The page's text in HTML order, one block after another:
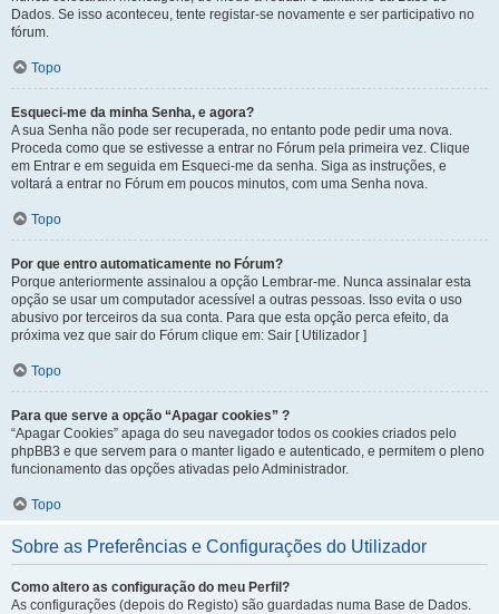
Dados. Se isso aconteceu, tente registar-se novamente e ser participativo no
fórum.
Topo
Esqueci-me da minha Senha, e agora?
A sua Senha não pode ser recuperada, no entanto pode pedir uma nova.
Proceda como que se estivesse a entrar no Fórum pela primeira vez. Clique
em Entrar e em seguida em Esqueci-me da senha. Siga as instruções, e
voltará a entrar no Fórum em poucos minutos, com uma Senha nova.
Topo
Por que entro automaticamente no Fórum?
Porque anteriormente assinalou a opção Lembrar-me. Nunca assinalar esta
opção se usar um computador acessível a outras pessoas. Isso evita o uso
abusivo por terceiros da sua conta. Para que esta opção perca efeito, da
próxima vez que sair do Fórum clique em: Sair [ Utilizador ]
Topo
Para que serve a opção “Apagar cookies” ?
“Apagar Cookies” apaga do seu navegador todos os cookies criados pelo
phpBB3 e que servem para o manter ligado e autenticado, e permitem o pleno
funcionamento das opções ativadas pelo Administrador.
Topo
Sobre as Preferências e Configurações do Utilizador
Como altero as configuração do meu Perfil?
As configurações (depois do Registo) são guardadas numa Base de Dados.